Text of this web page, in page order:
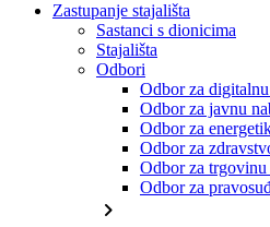
Zastupanje stajališta
Sastanci s dionicima
Stajališta
Odbori
Odbor za
Odbor za javnu
Odbor za
Odbor za
Odbor za
Odbor za
chevron_right